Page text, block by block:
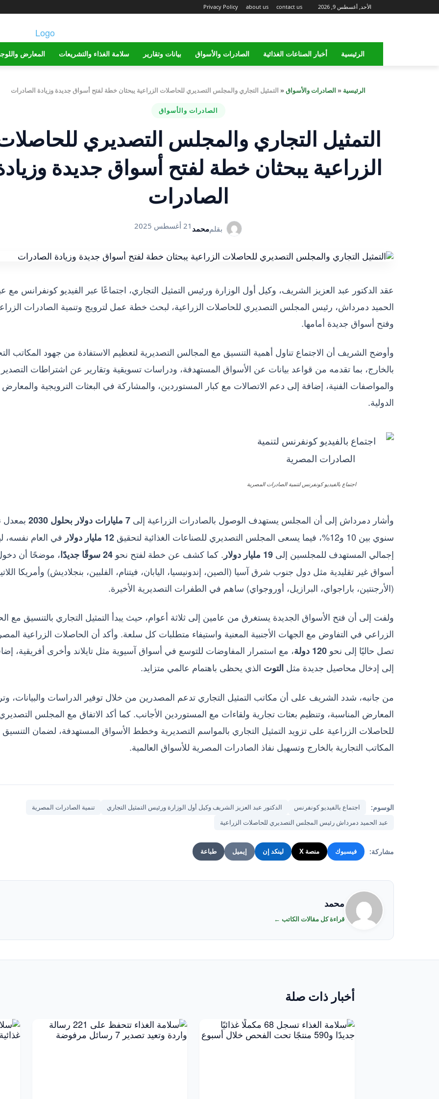
الأحد, أغسطس 9, 2026 Privacy Policy about us contact us
الرئيسية أخبار الصناعات الغذائية الصادرات والأسواق بيانات وتقارير سلامة الغذاء والتشريعات المعارض
الرئيسية « الصادرات والأسواق« التمثيل التجاري والمجلس التصديري للحاصلات الزراعية يبحثان خطة لفتح أسواق جديدة وزيادة الصادرات
الصادرات والأسواق
التمثيل التجاري والمجلس التصديري
الزراعية يبحثان خطة لفتح أسواق جديدة
الصادرات
بقلممحمد 21 أغسطس 2025
عقد الدكتور عبد العزيز الشريف، وكيل أول الوزارة ورئيس التمثيل التجاري، اجتماعًا عبر الفيديو كونفرانس مع
الحميد دمرداش، رئيس المجلس التصديري للحاصلات الزراعية، لبحث خطة عمل لترويج وتنمية الصادرات
وفتح أسواق جديدة أمامها.
وأوضح الشريف أن الاجتماع تناول أهمية التنسيق مع المجالس التصديرية لتعظيم الاستفادة من جهود المكاتب
بالخارج، بما تقدمه من قواعد بيانات عن الأسواق المستهدفة، ودراسات تسويقية وتقارير عن اشتراطات التصدير
والمواصفات الفنية، إضافة إلى دعم الاتصالات مع كبار المستوردين، والمشاركة في البعثات الترويجية والمعارض
الدولية.
اجتماع بالفيديو كونفرنس لتنمية الصادرات المصرية
وأشار دمرداش إلى أن المجلس يستهدف الوصول بالصادرات الزراعية إلى 7 مليارات دولار بحلول 2030
بمعدل
سنوي بين 10 و12%، فيما يسعى المجلس التصديري للصناعات الغذائية لتحقيق
12 مليار دولار
في العام نفسه،
إجمالي المستهدف للمجلسين إلى 19 مليار دولار . كما كشف عن خطة لفتح نحو 24 سوقًا جديدًا
، موضحًا أن
أسواق غير تقليدية مثل دول جنوب شرق آسيا (الصين، إندونيسيا، اليابان، فيتنام، الفلبين، بنجلاديش) وأمريكا
(الأرجنتين، باراجواي، البرازيل، أوروجواي) ساهم في الطفرات التصديرية الأخيرة.
ولفت إلى أن فتح الأسواق الجديدة يستغرق من عامين إلى ثلاثة أعوام، حيث يبدأ التمثيل التجاري بالتنسيق مع
الزراعي في التفاوض مع الجهات الأجنبية المعنية واستيفاء متطلبات كل سلعة. وأكد أن الحاصلات الزراعية
تصل حاليًا إلى نحو 120 دولة
، مع استمرار المفاوضات للتوسع في أسواق آسيوية مثل تايلاند وأخرى أفريقية،
إلى إدخال محاصيل جديدة مثل التوت الذي يحظى باهتمام عالمي متزايد.
من جانبه، شدد الشريف على أن مكاتب التمثيل التجاري تدعم المصدرين من خلال توفير الدراسات والبيانات،
المعارض المناسبة، وتنظيم بعثات تجارية ولقاءات مع المستوردين الأجانب. كما أكد الاتفاق مع المجلس
للحاصلات الزراعية على تزويد التمثيل التجاري بالمواسم التصديرية وخطط الأسواق المستهدفة، لضمان
المكاتب التجارية بالخارج وتسهيل نفاذ الصادرات المصرية للأسواق العالمية.
الوسوم: اجتماع بالفيديو كونفرنس الدكتور عبد العزيز الشريف وكيل أول الوزارة ورئيس التمثيل التجاري
تنمية الصادرات المصرية
عبد الحميد دمرداش رئيس المجلس التصديري للحاصلات الزراعية
مشاركة: فيسبوك منصة X لينكد إن إيميل طباعة
محمد
قراءة كل مقالات الكاتب ←
أخبار ذات صلة